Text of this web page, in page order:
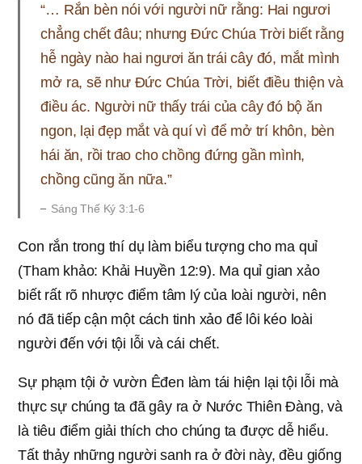
“… Rắn bèn nói với người nữ rằng: Hai ngươi
chẳng chết đâu; nhưng Đức Chúa Trời biết rằng
hễ ngày nào hai ngươi ăn trái cây đó, mắt mình
mở ra, sẽ như Đức Chúa Trời, biết điều thiện và
điều ác. Người nữ thấy trái của cây đó bộ ăn
ngon, lại đẹp mắt và quí vì để mở trí khôn, bèn
hái ăn, rồi trao cho chồng đứng gần mình,
chồng cũng ăn nữa.”
Sáng Thế Ký 3:1-6
Con rắn trong thí dụ làm biểu tượng cho ma quỉ
(Tham khảo: Khải Huyền 12:9). Ma quỉ gian xảo
biết rất rõ nhược điểm tâm lý của loài người, nên
nó đã tiếp cận một cách tinh xảo để lôi kéo loài
người đến với tội lỗi và cái chết.
Sự phạm tội ở vườn Êđen làm tái hiện lại tội lỗi mà
thực sự chúng ta đã gây ra ở Nước Thiên Đàng, và
là tiêu điểm giải thích cho chúng ta được dễ hiểu.
Tất thảy những người sanh ra ở đời này, đều giống